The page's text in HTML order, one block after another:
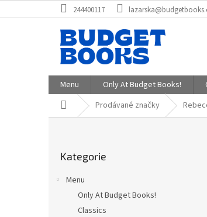
na
244400117
Menu Only At Budget Books!
Domů Prodávané značky
kategorie
Kategorie
Menu
Only At Budget Books!
Classics